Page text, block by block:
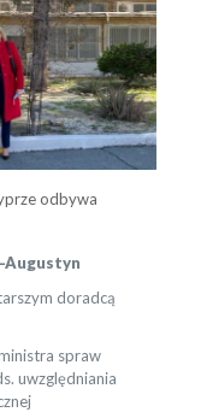
odbywa
Augustyn
doradcą
spraw
uwzględniania